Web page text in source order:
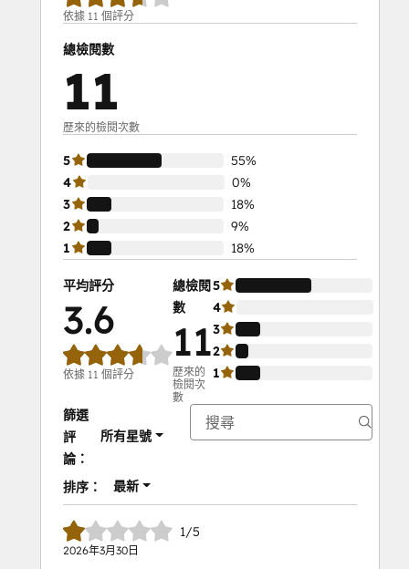
依據 11 個評分
總檢閱數
11
歷來的檢閱次數
5
55%
4
0%
3
18%
2
9%
1
18%
平均評分
3.6
依據 11 個評分
總檢閱
數
11
歷來的
檢閱次
數
5
4
3
2
1
篩選
評
論：
所有星號
排序： 最新
1/5
2026年3月30日